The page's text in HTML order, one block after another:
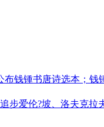
钱锺书唐诗选本；钱
爱伦?坡、洛夫克拉